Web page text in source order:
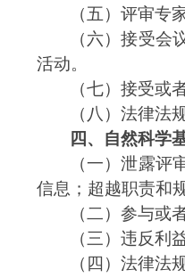
（五）评审专
（六）接受
活动。
（七）接受或
（八）法律法
四、自然科学
（一）泄露
信息；超越职责和
（二）参与或
（三）违反利
（四）法律法